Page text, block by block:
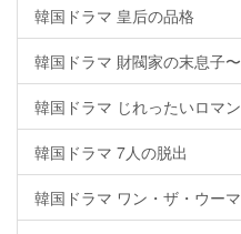
韓国ドラマ 皇后の品格
韓国ドラマ 財閥家の末息子
韓国ドラマ じれったいロマ
韓国ドラマ 7人の脱出
韓国ドラマ ワン・ザ・ウー